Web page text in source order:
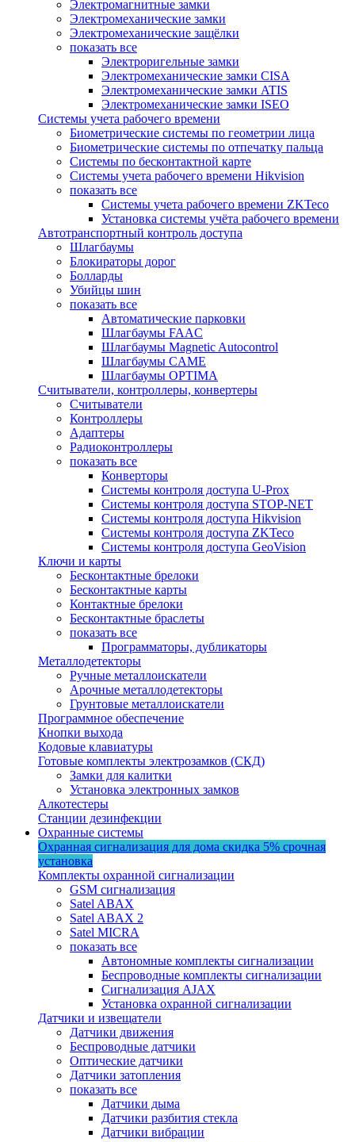
Электромагнитные замки
Электромеханические замки
Электромеханические защёлки
показать все
Электроригельные замки
Электромеханические замки CISA
Электромеханические замки ATIS
Электромеханические замки ISEO
Системы учета рабочего времени
Биометрические системы по геометрии лица
Биометрические системы по отпечатку пальца
Системы по бесконтактной карте
Системы учета рабочего времени Hikvision
показать все
Системы учета рабочего времени ZKTeco
Установка системы учёта рабочего времени
Автотранспортный контроль доступа
Шлагбаумы
Блокираторы дорог
Болларды
Убийцы шин
показать все
Автоматические парковки
Шлагбаумы FAAC
Шлагбаумы Magnetic Autocontrol
Шлагбаумы CAME
Шлагбаумы OPTIMA
Считыватели, контроллеры, конвертеры
Считыватели
Контроллеры
Адаптеры
Радиоконтроллеры
показать все
Конверторы
Системы контроля доступа U-Prox
Системы контроля доступа STOP-NET
Системы контроля доступа Hikvision
Системы контроля доступа ZKTeco
Системы контроля доступа GeoVision
Ключи и карты
Бесконтактные брелоки
Бесконтактные карты
Контактные брелоки
Бесконтактные браслеты
показать все
Программаторы, дубликаторы
Металлодетекторы
Ручные металлоискатели
Арочные металлодетекторы
Грунтовые металлоискатели
Программное обеспечение
Кнопки выхода
Кодовые клавиатуры
Готовые комплекты электрозамков (СКД)
Замки для калитки
Установка электронных замков
Алкотестеры
Станции дезинфекции
Охранные системы
Охранная сигнализация для дома скидка 5% срочная
установка
Комплекты охранной сигнализации
GSM сигнализация
Satel ABAX
Satel ABAX 2
Satel MICRA
показать все
Автономные комплекты сигнализации
Беспроводные комплекты сигнализации
Сигнализация AJAX
Установка охранной сигнализации
Датчики и извещатели
Датчики движения
Беспроводные датчики
Оптические датчики
Датчики затопления
показать все
Датчики дыма
Датчики разбития стекла
Датчики вибрации